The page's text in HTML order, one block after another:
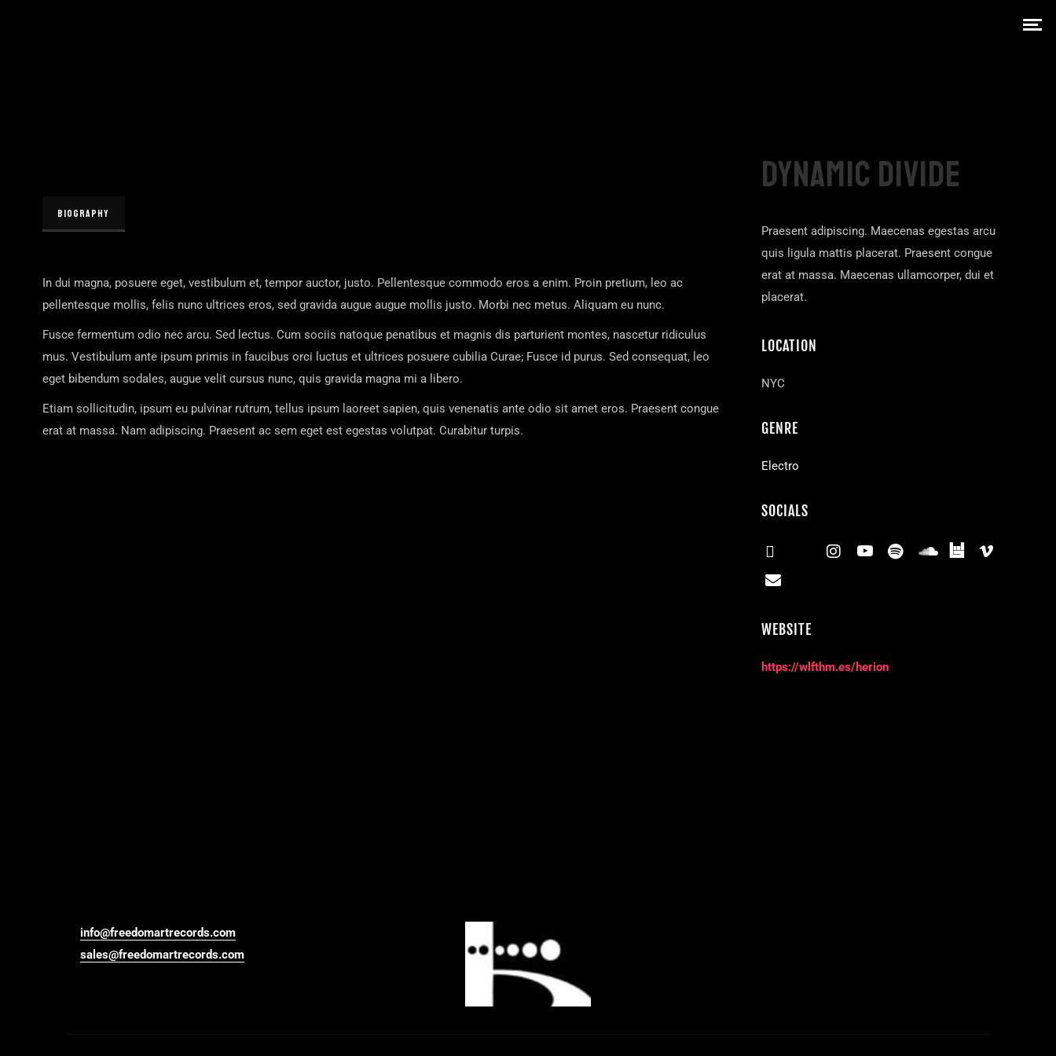
BIOGRAPHY
In dui magna, posuere eget, vestibulum et, tempor auctor, justo. Pellentesque commodo eros a enim. Proin pretium, leo ac
pellentesque mollis, felis nunc ultrices eros, sed gravida augue augue mollis justo. Morbi nec metus. Aliquam eu nunc.
Fusce fermentum odio nec arcu. Sed lectus. Cum sociis natoque penatibus et magnis dis parturient montes, nascetur ridiculus
mus. Vestibulum ante ipsum primis in faucibus orci luctus et ultrices posuere cubilia Curae; Fusce id purus. Sed consequat, leo
eget bibendum sodales, augue velit cursus nunc, quis gravida magna mi a libero.
Etiam sollicitudin, ipsum eu pulvinar rutrum, tellus ipsum laoreet sapien, quis venenatis ante odio sit amet eros. Praesent congue
erat at massa. Nam adipiscing. Praesent ac sem eget est egestas volutpat. Curabitur turpis.
DYNAMIC DIVIDE
Praesent adipiscing. Maecenas egestas arcu
quis ligula mattis placerat. Praesent congue
erat at massa. Maecenas ullamcorper, dui et
placerat.
LOCATION
NYC
GENRE
Electro
SOCIALS
WEBSITE
https://wlfthm.es/herion
info@freedomartrecords.com
sales@freedomartrecords.com